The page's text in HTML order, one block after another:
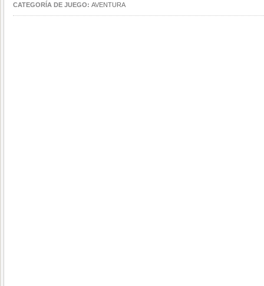
CATEGORÍA DE JUEGO: AVENTURA